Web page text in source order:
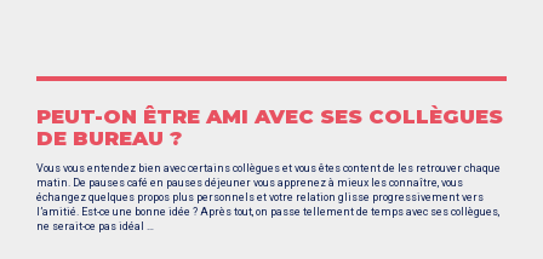
PEUT-ON ÊTRE AMI AVEC SES COLLÈGUES
DE BUREAU ?
Vous vous entendez bien avec certains collègues et vous êtes content de les retrouver chaque
matin. De pauses café en pauses déjeuner vous apprenez à mieux les connaître, vous
échangez quelques propos plus personnels et votre relation glisse progressivement vers
l’amitié. Est-ce une bonne idée ? Après tout, on passe tellement de temps avec ses collègues,
ne serait-ce pas idéal …